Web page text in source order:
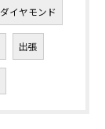
ダイヤモンド
出張